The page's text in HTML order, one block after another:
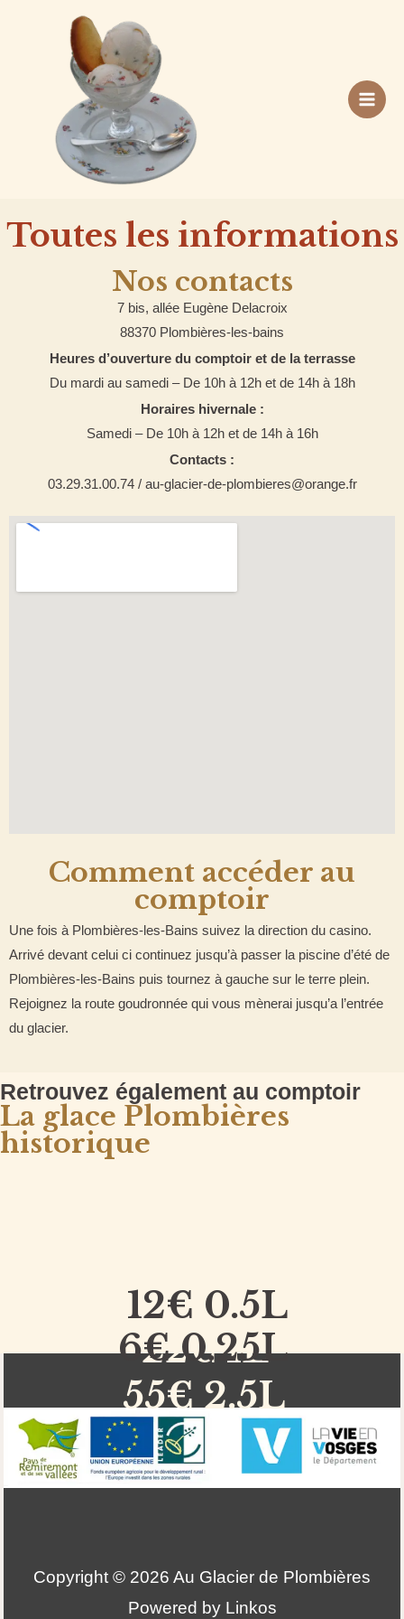
Toutes les informations
Nos contacts
7 bis, allée Eugène Delacroix
88370 Plombières-les-bains
Heures d’ouverture du comptoir et de la terrasse
Du mardi au samedi – De 10h à 12h et de 14h à 18h
Horaires hivernale :
Samedi – De 10h à 12h et de 14h à 16h
Contacts :
03.29.31.00.74 / au-glacier-de-plombieres@orange.fr
Comment accéder au
comptoir
Une fois à Plombières-les-Bains suivez la direction du casino.
Arrivé devant celui ci continuez jusqu’à passer la piscine d’été de
Plombières-les-Bains puis tournez à gauche sur le terre plein.
Rejoignez la route goudronnée qui vous mènerai jusqu’a l’entrée
du glacier.
Retrouvez également au comptoir
La glace Plombières
historique
22€ 1L
55€ 2.5L
12€ 0.5L
6€ 0.25L
Copyright © 2026 Au Glacier de Plombières
Powered by Linkos